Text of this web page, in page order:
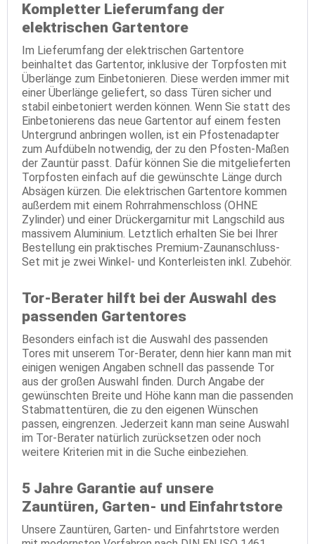
Kompletter Lieferumfang der
elektrischen Gartentore
Im Lieferumfang der elektrischen Gartentore
beinhaltet das Gartentor, inklusive der Torpfosten mit
Überlänge zum Einbetonieren. Diese werden immer mit
einer Überlänge geliefert, so dass Türen sicher und
stabil einbetoniert werden können. Wenn Sie statt des
Einbetonierens das neue Gartentor auf einem festen
Untergrund anbringen wollen, ist ein Pfostenadapter
zum Aufdübeln notwendig, der zu den Pfosten-Maßen
der Zauntür passt. Dafür können Sie die mitgelieferten
Torpfosten einfach auf die gewünschte Länge durch
Absägen kürzen. Die elektrischen Gartentore kommen
außerdem mit einem Rohrrahmenschloss (OHNE
Zylinder) und einer Drückergarnitur mit Langschild aus
massivem Aluminium. Letztlich erhalten Sie bei Ihrer
Bestellung ein praktisches Premium-Zaunanschluss-
Set mit je zwei Winkel- und Konterleisten inkl. Zubehör.
Tor-Berater hilft bei der Auswahl des
passenden Gartentores
Besonders einfach ist die Auswahl des passenden
Tores mit unserem Tor-Berater, denn hier kann man mit
einigen wenigen Angaben schnell das passende Tor
aus der großen Auswahl finden. Durch Angabe der
gewünschten Breite und Höhe kann man die passenden
Stabmattentüren, die zu den eigenen Wünschen
passen, eingrenzen. Jederzeit kann man seine Auswahl
im Tor-Berater natürlich zurücksetzen oder noch
weitere Kriterien mit in die Suche einbeziehen.
5 Jahre Garantie auf unsere
Zauntüren, Garten- und Einfahrtstore
Unsere Zauntüren, Garten- und Einfahrtstore werden